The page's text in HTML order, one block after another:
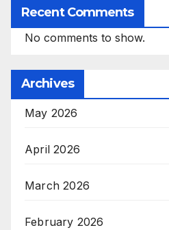
Recent Comments
No comments to show.
Archives
May 2026
April 2026
March 2026
February 2026